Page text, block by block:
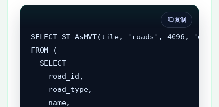
SELECT ST_AsMVT(tile, 'roads', 4096,
FROM (
  SELECT
    road_id,
    road_type,
    name,
复制